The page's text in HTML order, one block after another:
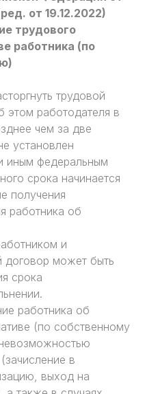
от 19.12.2022)
трудового
работника (по
трудовой
этом работодателя в
чем за две
установлен
иным федеральным
срока начинается
получения
работника об
и
договор может быть
срока
работника об
(по собственному
в
выход на